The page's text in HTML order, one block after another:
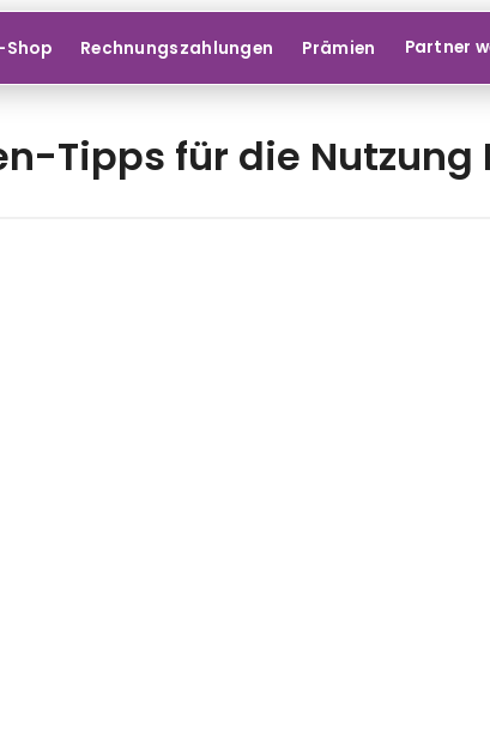
Shop Rechnungszahlungen Prämien Partner
Tipps für die